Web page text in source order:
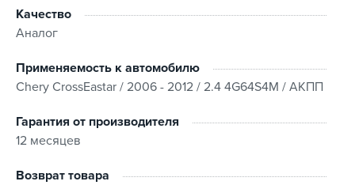
Качество
Аналог
Применяемость к автомобилю
Chery CrossEastar / 2006 - 2012 / 2.4 4G64S4M / АКПП
Гарантия от производителя
12 месяцев
Возврат товара